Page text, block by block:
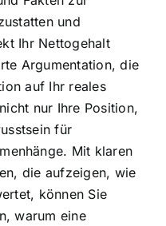
und
Ihr Nettogehalt
Argumentation, die
auf Ihr reales
nur Ihre Position,
für
Mit klaren
die aufzeigen, wie
können Sie
warum eine